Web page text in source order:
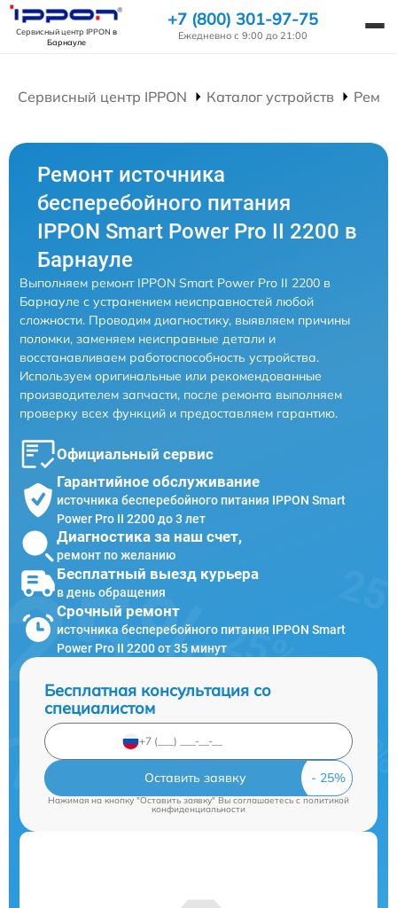
Сервисный центр IPPON в
Барнауле
+7 (800) 301-97-75
Ежедневно с 9:00 до 21:00
Сервисный центр IPPON Каталог устройств
Ремонт источника
бесперебойного питания
IPPON Smart Power Pro II 2200 в
Барнауле
Выполняем ремонт IPPON Smart Power Pro II 2200 в
Барнауле с устранением неисправностей любой
сложности. Проводим диагностику, выявляем причины
поломки, заменяем неисправные детали и
восстанавливаем работоспособность устройства.
Используем оригинальные или рекомендованные
производителем запчасти, после ремонта выполняем
проверку всех функций и предоставляем гарантию.
Официальный сервис
Гарантийное обслуживание
источника бесперебойного питания IPPON Smart
Power Pro II 2200 до 3 лет
Диагностика за наш счет,
ремонт по желанию
Бесплатный выезд курьера
в день обращения
Срочный ремонт
источника бесперебойного питания IPPON Smart
Power Pro II 2200 от 35 минут
Бесплатная консультация со
специалистом
Оставить заявку
Нажимая на кнопку "Оставить заявку" Вы соглашаетесь cполитикой
конфиденциальности